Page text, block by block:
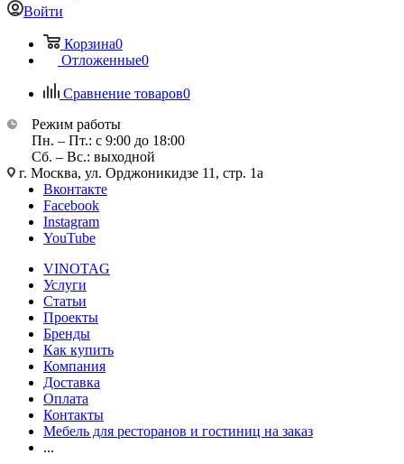
Войти
Корзина0
Отложенные0
Сравнение товаров0
Режим работы
Пн. – Пт.: с 9:00 до 18:00
Сб. – Вс.: выходной
г. Москва, ул. Орджоникидзе 11, стр. 1а
Вконтакте
Facebook
Instagram
YouTube
VINOTAG
Услуги
Статьи
Проекты
Бренды
Как купить
Компания
Доставка
Оплата
Контакты
Мебель для ресторанов и гостиниц на заказ
...